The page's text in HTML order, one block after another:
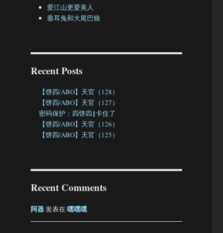
爱江山更爱美人
垂耳兔和大尾巴狼
Recent Posts
【饼四/ABO】天官（128）
【饼四/ABO】天官（127）
密码保护：四饼四‖卡住了
【饼四/ABO】天官（126）
【饼四/ABO】天官（125）
Recent Comments
阿器发表在嘿嘿嘿